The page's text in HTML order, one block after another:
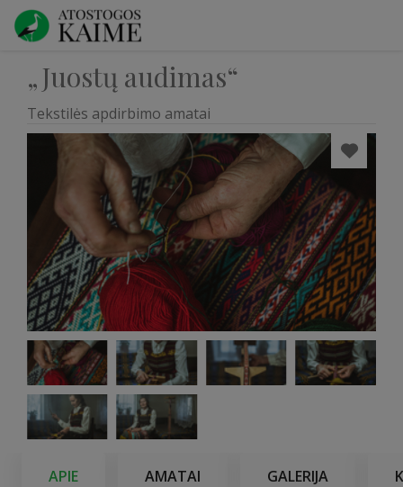
„Juostų audimas“
Tekstilės apdirbimo amatai
APIE AMATAI GALERIJA